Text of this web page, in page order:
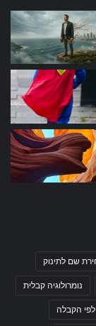
שם לתינוק
נומרולוגיה קבלית
הקבלה